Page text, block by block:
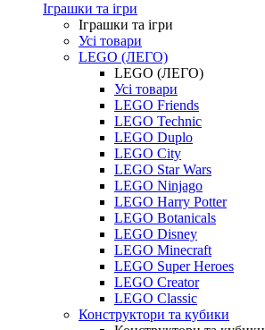
Іграшки та ігри
Іграшки та ігри
Усі товари
LEGO (ЛЕГО)
LEGO (ЛЕГО)
Усі товари
LEGO Friends
LEGO Technic
LEGO Duplo
LEGO City
LEGO Star Wars
LEGO Ninjago
LEGO Harry Potter
LEGO Botanicals
LEGO Disney
LEGO Minecraft
LEGO Super Heroes
LEGO Creator
LEGO Classic
Конструктори та кубики